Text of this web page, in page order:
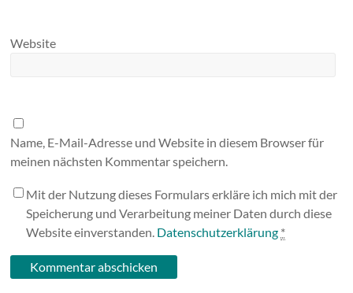
Website
Name, E-Mail-Adresse und Website in diesem Browser für
meinen nächsten Kommentar speichern.
Mit der Nutzung dieses Formulars erkläre ich mich mit der
Speicherung und Verarbeitung meiner Daten durch diese
Website einverstanden. Datenschutzerklärung *